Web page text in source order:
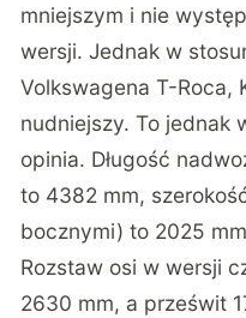
mniejszym i nie
wersji. Jednak w
Volkswagena T-Roca,
nudniejszy. To jednak
opinia. Długość
to 4382 mm,
bocznymi) to 2025
Rozstaw osi w wersji
2630 mm, a prześwit